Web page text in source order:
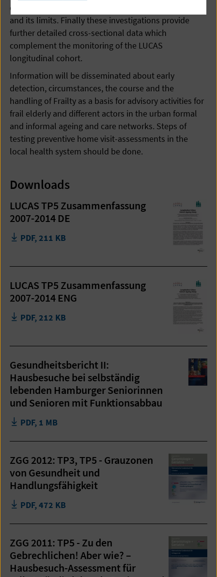
decline and - frequently associated - intrusive pain -
and its limits. Finally these investigations provide
further detailed cross-sectional data which
complement the monitoring of the LUCAS
longitudinal cohort.
Information will be disseminated about early
detection, circumstances, the course and the
handling of Frailty as a basis for advisory activities for
frail elderly and different actors in the urban formal
and informal ageing and care networks. Steps of
testing preventive home visit-assessments in the
local health system should be done.
Downloads
LUCAS TP5 Zusammenfassung
2007-2014 DE
PDF, 211 KB
LUCAS TP5 Zusammenfassung
2007-2014 ENG
PDF, 212 KB
Gesundheitsbericht II:
Hausbesuche bei selbständig
lebenden Hamburger Seniorinnen
und Senioren mit Funktionsabbau
PDF, 1 MB
ZGG 2012: TP3, TP5 - Grauzonen
von Gesundheit und
Handlungsfähigkeit
PDF, 472 KB
ZGG 2011: TP5 - Zu den
Gebrechlichen! Aber wie? –
Hausbesuch-Assessment für